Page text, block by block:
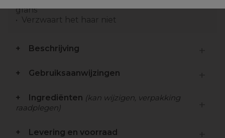
glans
Verzwaart het haar niet
Beschrijving
Gebruiksaanwijzingen
Ingrediënten (kan wijzigen, verpakking
raadplegen)
Levering en voorraad